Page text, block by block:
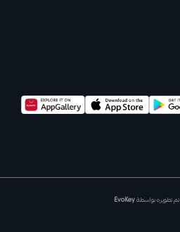
تم تطويره بواسطةEvoKey